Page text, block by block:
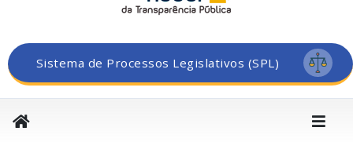
Sistema de Processos Legislativos (SPL)